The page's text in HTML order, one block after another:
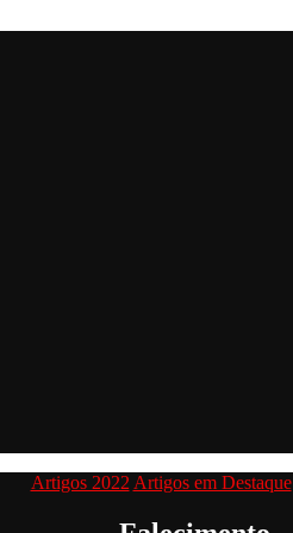
Categorias
Artigos 2022 Artigos em Destaque